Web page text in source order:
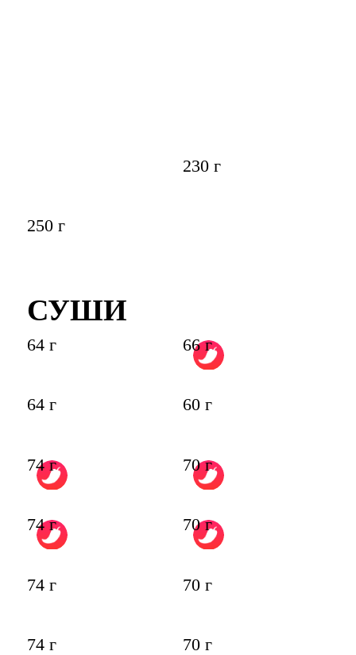
230 г
250 г
СУШИ
64 г 66 г
64 г 60 г
74 г 70 г
74 г 70 г
74 г 70 г
74 г 70 г